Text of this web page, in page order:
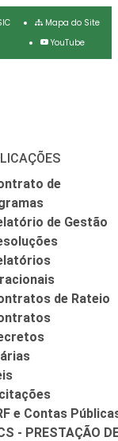
Mapa do Site
YouTube
de
de Gestão
de Rateio
e Contas
- PRESTAÇÃO